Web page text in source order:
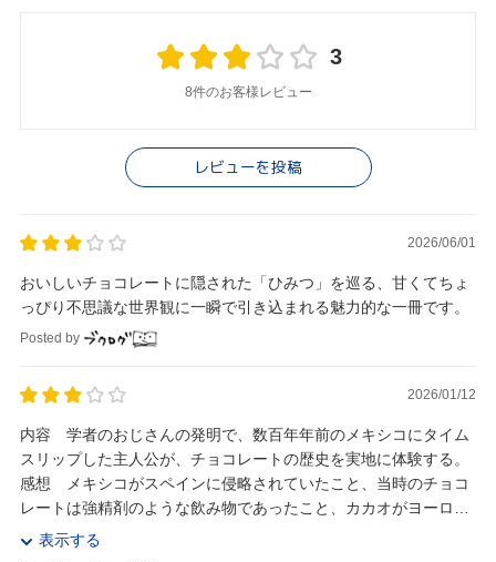
3
8件のお客様レビュー
レビューを投稿
2026/06/01
おいしいチョコレートに隠された「ひみつ」を巡る、甘くてちょ
っぴり不思議な世界観に一瞬で引き込まれる魅力的な一冊です。
Posted by
2026/01/12
内容 学者のおじさんの発明で、数百年年前のメキシコにタイム
スリップした主人公が、チョコレートの歴史を実地に体験する。
感想 メキシコがスペインに侵略されていたこと、当時のチョコ
レートは強精剤のような飲み物であったこと、カカオがヨーロッ
パへ伝わった経緯など、歴史的な背景がよく分かる...
表示する